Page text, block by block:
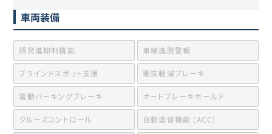
車両装備
誤発進抑制機能 車線逸脱警報
ブラインドスポット支援 衝突軽減ブレーキ
電動パーキングブレーキ オートブレーキホールド
クルーズコントロール 自動追従機能 (ACC)